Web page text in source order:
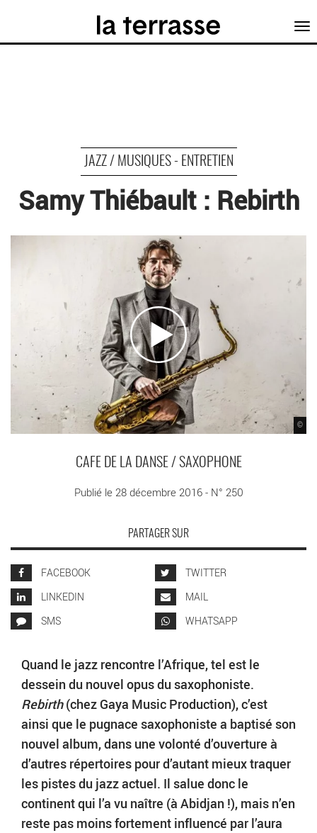
JAZZ / MUSIQUES - ENTRETIEN
Samy Thiébault : Rebirth
©
CAFE DE LA DANSE / SAXOPHONE
Publié le 28 décembre 2016 - N° 250
PARTAGER SUR
FACEBOOK
TWITTER
LINKEDIN
MAIL
SMS
WHATSAPP
Quand le jazz rencontre l’Afrique, tel est le
dessein du nouvel opus du saxophoniste.
Rebirth(chez Gaya Music Production), c’est
ainsi que le pugnace saxophoniste a baptisé son
nouvel album, dans une volonté d’ouverture à
d’autres répertoires pour d’autant mieux traquer
les pistes du jazz actuel. Il salue donc le
continent qui l’a vu naître (à Abidjan !), mais n’en
reste pas moins fortement influencé par l’aura